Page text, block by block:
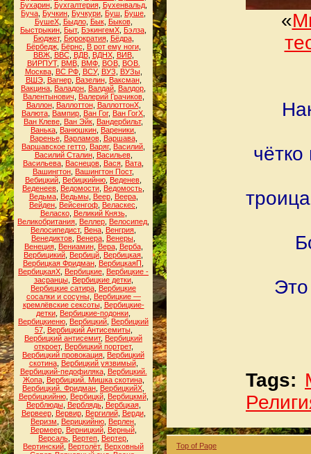
Бухарин, Бухгалтерия, Бухенвальд,
Буча Бучкин Бучкури Буш Буше
БушеХ, Быдло, Бык, Быков,
Быстрыкин Быт, БэкингемХ Бэлза
Бюджет, Бюрократия, Бёдра,
Бёрбедж, Бёрнс В рот ему ноги,
ВВЖ, ВВС, ВДВ, ВДНХ, ВИВ,
ВИРПУТ, ВМВ, ВМФ, ВОВ, ВОВ.
Москва, ВС РФ, ВСУ, ВУЗ ВУЗы,
ВШЭ, Вагнер, Вазелин, Ваксман,
Вакцина Валадон Валдай Валдор
Валентынович
Валерий Грачиков,
Валлон, Валлоттон, ВаллоттонХ,
Валюта Вампир Ван Гог, Ван ГогХ
Ван Клеве Ван Эйк Вандербильт,
Ванька Ванюшкин Вареники
Варенье, Варламов, Варшава,
Варшавское гетто Варяг, Василий
Василий Сталин, Васильев,
Васильева Васнецов Вася Вата
Вашингтон Вашингтон Пост,
Вебицкий Вебицкийню Веденев
Веденеев Ведомости Ведомость
Ведьма, Ведьмы, Веер, Веера,
Вейден Вейсенгоф Веласкес
Веласко, Великий Князь,
Великобритания Веллер Велосипед
Велосипедист, Вена Венгрия
Венедиктов Венера Венеры
Венеция, Вениамин, Вера, Верба,
Вербицикий Вербицй Вербицкая
Вербицкая Фридман ВербицкаяП
ВербицкаяХ Вербицкие Вербицкие -
засранцы, Вербицкие детки,
Вербицкие сатира Вербицкие
сосалки и сосуны, Вербицкие —
кремлёвские сексоты, Вербицкие-
детки Вербицкие-подонки
Вербицкиеню Вербицкий Вербицкий
57, Вербицкий Антисемиты,
Вербицкий антисемит, Вербицкий
откроет, Вербицкий портрет,
Вербицкий провокация Вербицкий
скотина, Вербицкий уязвимый,
Вербицкий-педофиляка, Вербицкий.
Жопа, Вербицкий. Мишка скотина,
Вербицкий. Фридман ВербицкийХ
Вербицкийню, Вербицкй, Вербицкмй,
Верблюды, Верблядь, Вербцкая,
Вервеер, Вервир, Вергилий, Верди,
Веризм
Верицкийню Верлен
Вермеер, Верницкий, Верный,
Версаль Вертеп Вертер
Вертинский Вертолёт, Верховный
«
Tags:
Top of Page